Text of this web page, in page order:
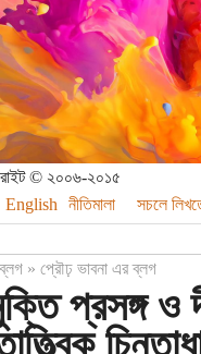
© ২০০৬-২০১৫
English নীতিমালা সচলে
» প্রৌঢ় ভাবনা এর ব্লগ
প্রসঙ্গ ও